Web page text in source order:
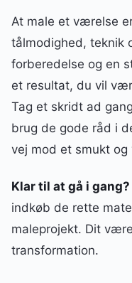
At male et værelse
tålmodighed, teknik
forberedelse og en
et resultat, du vil
Tag et skridt ad
brug de gode råd i
vej mod et smukt og
Klar til at gå i gang?
indkøb de rette
maleprojekt. Dit
transformation.